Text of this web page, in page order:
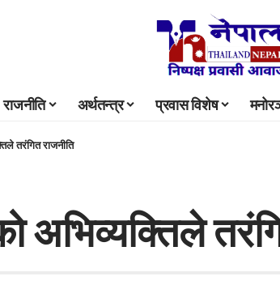
राजनीति अर्थतन्त्र प्रवास विशेष
तरंगित राजनीति
अभिव्यक्तिले